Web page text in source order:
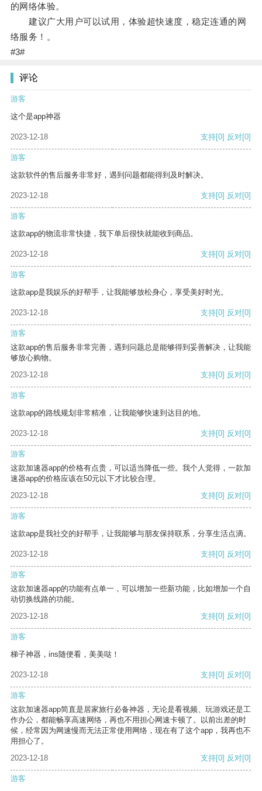
的网络体验。
建议广大用户可以试用，体验超快速度，稳定连通的网
络服务！。
#3#
评论
游客
这个是app神器
2023-12-18 支持[0] 反对[0]
游客
这款软件的售后服务非常好，遇到问题都能得到及时解决。
2023-12-18 支持[0] 反对[0]
游客
这款app的物流非常快捷，我下单后很快就能收到商品。
2023-12-18 支持[0] 反对[0]
游客
这款app是我娱乐的好帮手，让我能够放松身心，享受美好时光。
2023-12-18 支持[0] 反对[0]
游客
这款app的售后服务非常完善，遇到问题总是能够得到妥善解决，让我能
够放心购物。
2023-12-18
支持[0] 反对[0]
游客
这款app的路线规划非常精准，让我能够快速到达目的地。
2023-12-18 支持[0] 反对[0]
游客
这款加速器app的价格有点贵，可以适当降低一些。我个人觉得，一款加
速器app的价格应该在50元以下才比较合理。
2023-12-18
支持[0] 反对[0]
游客
这款app是我社交的好帮手，让我能够与朋友保持联系，分享生活点滴。
2023-12-18 支持[0] 反对[0]
游客
这款加速器app的功能有点单一，可以增加一些新功能，比如增加一个自
动切换线路的功能。
2023-12-18
支持[0] 反对[0]
游客
梯子神器，ins随便看，美美哒！
2023-12-18 支持[0] 反对[0]
游客
这款加速器app简直是居家旅行必备神器，无论是看视频、玩游戏还是工
作办公，都能畅享高速网络，再也不用担心网速卡顿了。以前出差的时
候，经常因为网速慢而无法正常使用网络，现在有了这个app，我再也不
用担心了。
2023-12-18
支持[0] 反对[0]
游客